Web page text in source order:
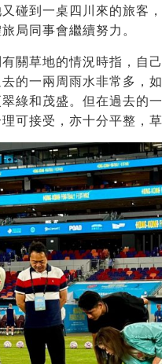
碰到一桌四川來的旅客
局同事會繼續努力。
關草地的情況時指，自
的一兩周雨水非常多，
綠和茂盛。但在過去的
可接受，亦十分平整，草